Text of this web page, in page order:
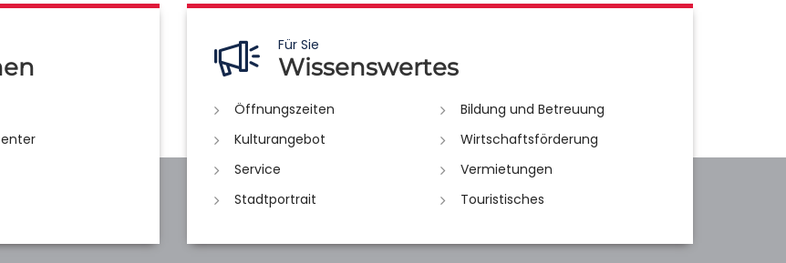
Für Sie
Wissenswertes
Öffnungszeiten
Bildung und Betreuung
Kulturangebot
Wirtschaftsförderung
Service
Vermietungen
Stadtportrait
Touristisches